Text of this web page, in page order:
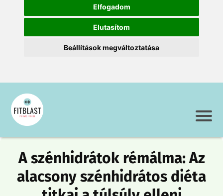
Elfogadom
Elutasítom
Beállítások megváltoztatása
A szénhidrátok rémálma: Az
alacsony szénhidrátos diéta